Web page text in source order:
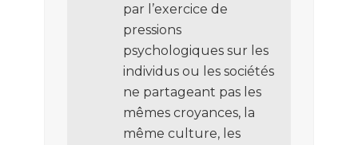
par l’exercice de
pressions
psychologiques sur les
individus ou les sociétés
ne partageant pas les
mêmes croyances, la
même culture, les